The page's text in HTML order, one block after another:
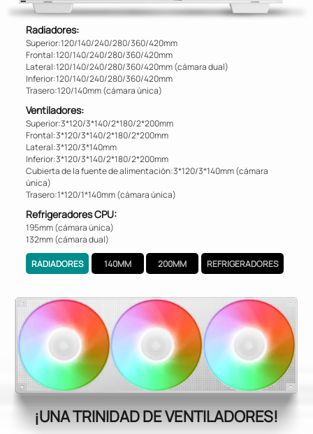
Radiadores:
Superior:120/140/240/280/360/420mm
Frontal:120/140/240/280/360/420mm
Lateral:120/140/240/280/360/420mm (cámara dual)
Inferior:120/140/240/280/360/420mm
Trasero:120/140mm (cámara única)
Ventiladores:
Superior:3*120/3*140/2*180/2*200mm
Frontal:3*120/3*140/2*180/2*200mm
Lateral:3*120/3*140mm
Inferior:3*120/3*140/2*180/2*200mm
Cubierta de la fuente de alimentación:3*120/3*140mm (cámara
única)
Trasero:1*120/1*140mm (cámara única)
Refrigeradores CPU:
195mm (cámara única)
132mm (cámara dual)
RADIADORES 140MM 200MM REFRIGERADORES
¡UNA TRINIDAD DE VENTILADORES!